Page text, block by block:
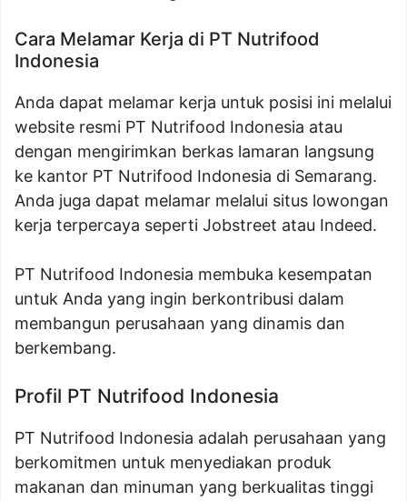
Cara Melamar Kerja di PT Nutrifood
Indonesia
Anda dapat melamar kerja untuk posisi ini melalui
website resmi PT Nutrifood Indonesia atau
dengan mengirimkan berkas lamaran langsung
ke kantor PT Nutrifood Indonesia di Semarang.
Anda juga dapat melamar melalui situs lowongan
kerja terpercaya seperti Jobstreet atau Indeed.
PT Nutrifood Indonesia membuka kesempatan
untuk Anda yang ingin berkontribusi dalam
membangun perusahaan yang dinamis dan
berkembang.
Profil PT Nutrifood Indonesia
PT Nutrifood Indonesia adalah perusahaan yang
berkomitmen untuk menyediakan produk
makanan dan minuman yang berkualitas tinggi